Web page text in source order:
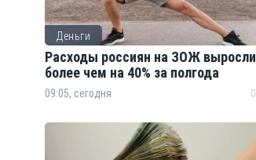
Деньги
Расходы россиян на ЗОЖ выросли
более чем на 40% за полгода
09:05, сегодня